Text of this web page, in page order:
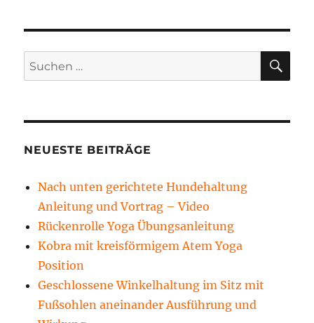
Suchen
nach:
NEUESTE BEITRÄGE
Nach unten gerichtete Hundehaltung
Anleitung und Vortrag – Video
Rückenrolle Yoga Übungsanleitung
Kobra mit kreisförmigem Atem Yoga
Position
Geschlossene Winkelhaltung im Sitz mit
Fußsohlen aneinander Ausführung und